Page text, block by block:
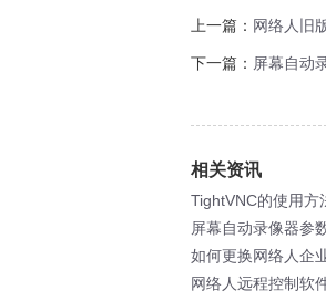
上一篇： 网络人旧
下一篇： 屏幕自动
相关资讯
TightVNC的使用方
屏幕自动录像器参
如何更换网络人企
网络人远程控制软